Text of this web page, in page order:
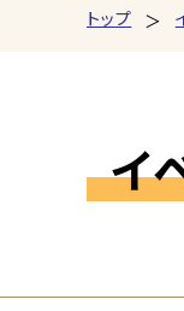
トップ
イ